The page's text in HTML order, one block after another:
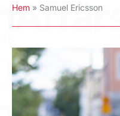
Hem Samuel Ericsson